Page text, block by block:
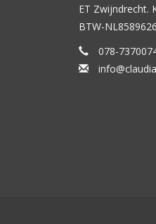
ET Zwijndrecht.
BTW-
078-